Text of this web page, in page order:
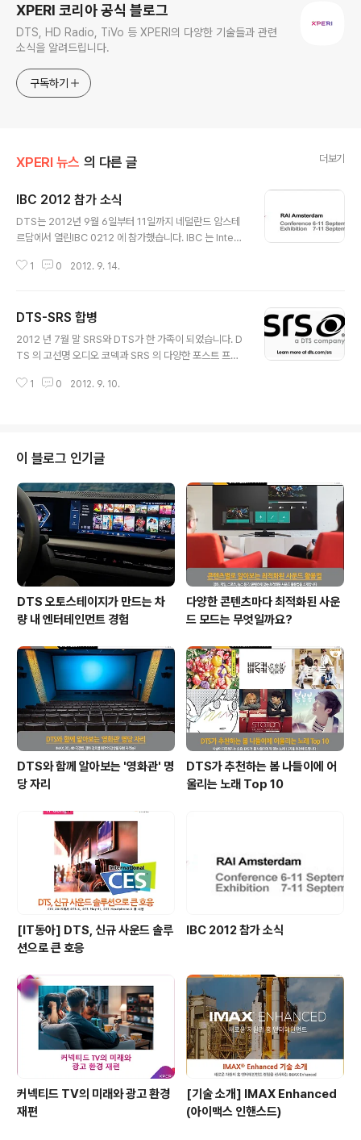
XPERI 코리아 공식 블로그
DTS, HD Radio, TiVo 등 XPERI의 다양한 기술들과 관련
소식을 알려드립니다.
구독하기
XPERI 뉴스 의 다른 글 더보기
IBC 2012 참가 소식
DTS는 2012년 9월 6일부터 11일까지 네덜란드 암스테
르담에서 열린IBC 0212 에 참가했습니다. IBC 는 Intern
대 규모의 국제 방송 전시회인데요. 올해에도 약 5만 명이
다. DTS는 이번 전시회에서 컨텐츠 생성과 인코딩, 셋탑박
스를 통한 가정으로의 컨텐츠 전송 등DTS 기술이 적용된
에코시스템을 선보였습니다. 특히 MPEG-DASH (Dyna
TS의 최신 고화질 서라운드 사운드 솔루션들에 많은 관심
1 0 2012. 9. 14.
DTS-SRS 합병
2012 년 7월 말 SRS와 DTS가 한 가족이 되었습니다. D
TS 의 고선명 오디오 코덱과 SRS 의 다양한 포스트 프로
있게 되었습니다. 두 오디오 리더 기업의 만남으로, 앞으로
1 0 2012. 9. 10.
이 블로그 인기글
DTS 오토스테이지가 만드는 차
량 내 엔터테인먼트 경험
다양한 콘텐츠마다 최적화된 사운
드 모드는 무엇일까요?
DTS와 함께 알아보는 '영화관' 명
당 자리
DTS가 추천하는 봄 나들이에 어
울리는 노래 Top 10
[IT동아] DTS, 신규 사운드 솔루
션으로 큰 호응
IBC 2012 참가 소식
커넥티드 TV의 미래와 광고 환경
재편
[기술 소개] IMAX Enhanced
(아이맥스 인핸스드)